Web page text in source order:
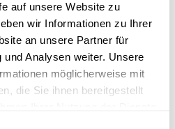
auf unsere Website zu
wir Informationen zu Ihrer
an unsere Partner für
Analysen weiter. Unsere
möglicherweise mit
die Sie ihnen bereitgestellt